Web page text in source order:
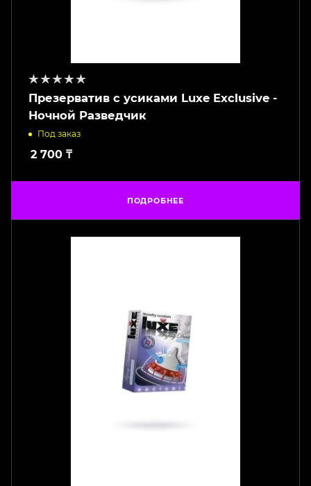
Презерватив с усиками Luxe Exclusive -
Ночной Разведчик
Под заказ
2 700 ₸
ПОДРОБНЕЕ